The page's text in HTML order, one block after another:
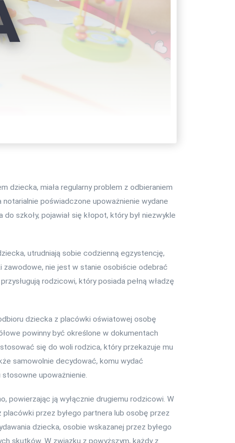
dziecka, miała regularny problem z odbieraniem
notarialnie poświadczone upoważnienie wydane
szkoły, pojawiał się kłopot, który był niezwykle
utrudniają sobie codzienną egzystencję,
zawodowe, nie jest w stanie osobiście odebrać
rodzicowi, który posiada pełną władzę
dziecka z placówki oświatowej osobę
powinny być określone w dokumentach
się do woli rodzica, który przekazuje mu
samowolnie decydować, komu wydać
upoważnienie.
powierzając ją wyłącznie drugiemu rodzicowi. W
przez byłego partnera lub osobę przez
dziecka, osobie wskazanej przez byłego
skutków. W związku z powyższym, każdy z